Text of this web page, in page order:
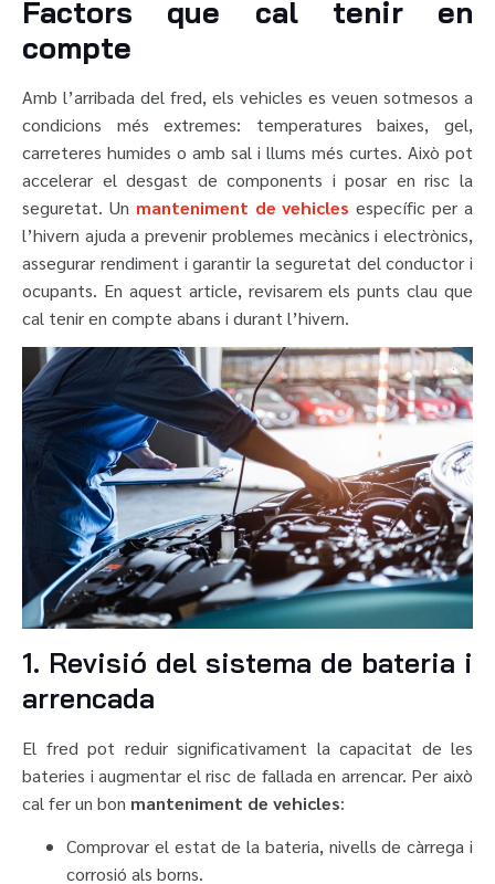
Factors que cal tenir en
compte
Amb l’arribada del fred, els vehicles es veuen sotmesos a
condicions més extremes: temperatures baixes, gel,
carreteres humides o amb sal i llums més curtes. Això pot
accelerar el desgast de components i posar en risc la
seguretat. Un manteniment de vehicles específic per a
l’hivern ajuda a prevenir problemes mecànics i electrònics,
assegurar rendiment i garantir la seguretat del conductor i
ocupants. En aquest article, revisarem els punts clau que
cal tenir en compte abans i durant l’hivern.
1. Revisió del sistema de bateria i
arrencada
El fred pot reduir significativament la capacitat de les
bateries i augmentar el risc de fallada en arrencar. Per això
cal fer un bon manteniment de vehicles:
Comprovar el estat de la bateria, nivells de càrrega i
corrosió als borns.